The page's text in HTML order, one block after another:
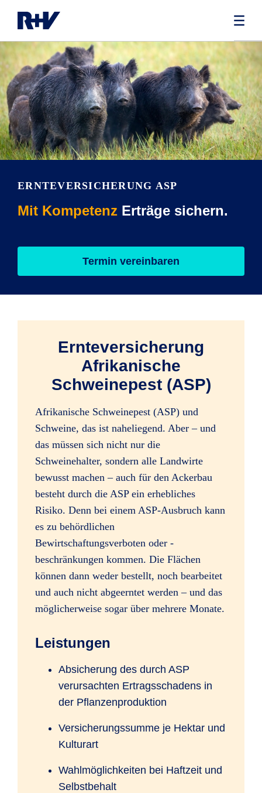
ERNTEVERSICHERUNG ASP
Mit Kompetenz Erträge sichern.
Termin vereinbaren
Ernteversicherung
Afrikanische
Schweinepest (ASP)
Afrikanische Schweinepest (ASP) und
Schweine, das ist naheliegend. Aber – und
das müssen sich nicht nur die
Schweinehalter, sondern alle Landwirte
bewusst machen – auch für den Ackerbau
besteht durch die ASP ein erhebliches
Risiko. Denn bei einem ASP-Ausbruch kann
es zu behördlichen
Bewirtschaftungsverboten oder -
beschränkungen kommen. Die Flächen
können dann weder bestellt, noch bearbeitet
und auch nicht abgeerntet werden – und das
möglicherweise sogar über mehrere Monate.
Leistungen
Absicherung des durch ASP
verursachten Ertragsschadens in
der Pflanzenproduktion
Versicherungssumme je Hektar und
Kulturart
Wahlmöglichkeiten bei Haftzeit und
Selbstbehalt